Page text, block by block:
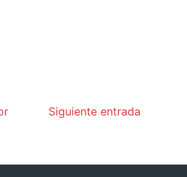
Siguiente entrada